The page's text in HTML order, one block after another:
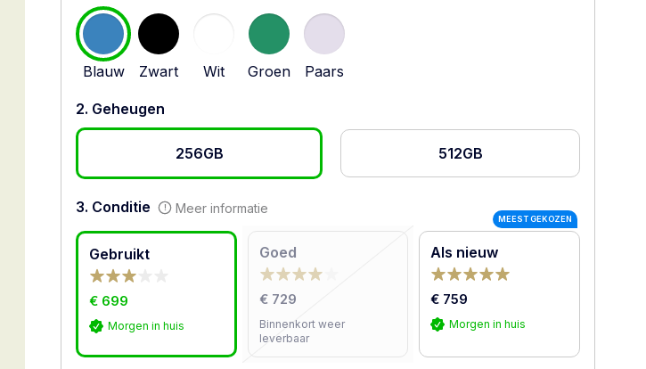
Blauw Zwart Wit Groen Paars
2. Geheugen
256GB 512GB
3. Conditie Meer informatie
Gebruikt
€ 699
Morgen in huis
Goed
€ 729
Binnenkort weer
leverbaar
Als nieuw
MEEST GEKOZEN
€ 759
Morgen in huis